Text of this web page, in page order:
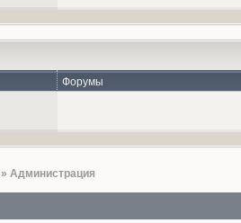
Форумы
» Администрация